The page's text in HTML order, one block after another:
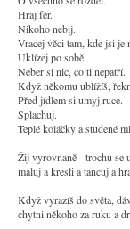
Hraj fér.
Nikoho nebij.
Vracej věci tam, kde jsi je
Uklízej po sobě.
Neber si nic, co ti nepatří.
Když někomu ublížíš,
Před jídlem si umyj ruce.
Splachuj.
Teplé koláčky a studené
Žij vyrovnaně - trochu se
maluj a kresli a tancuj a
Když vyrazíš do světa,
chytni někoho za ruku a